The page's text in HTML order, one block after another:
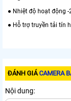
● Nhiệt độ hoạt động -
● Hỗ trợ truyền tải tín
ĐÁNH GIÁCAMERA
Nội dung: